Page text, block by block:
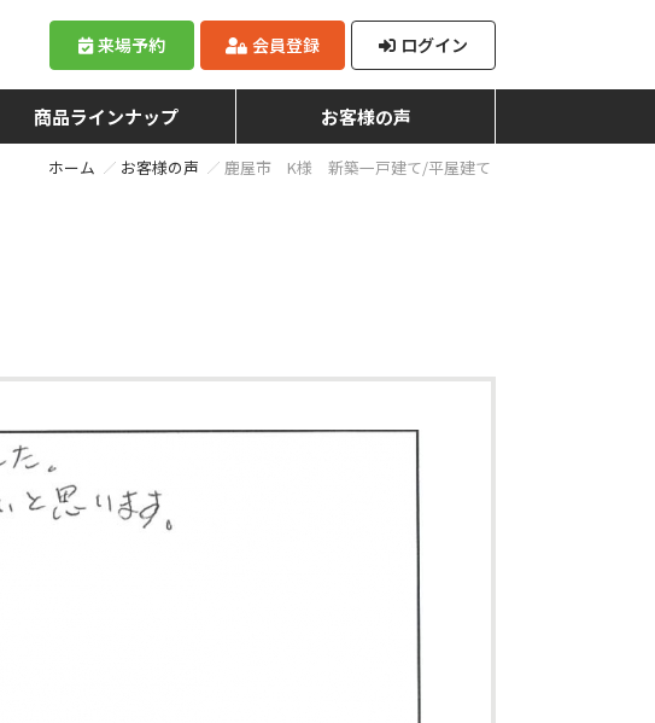
来場予約 会員登録 ログイン
商品ラインナップ お客様の声
ホーム お客様の声 鹿屋市 K様 新築一戸建て/平屋建て